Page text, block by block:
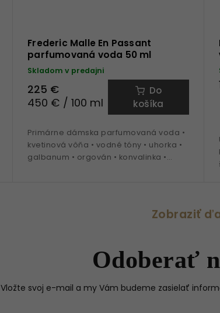
Frederic Malle En Passant
parfumovaná voda 50 ml
Skladom v predajni
225 €
450 € / 100 ml
Do
košíka
Primárne dámska parfumovaná voda •
kvetinová vôňa • vodné tóny • uhorka •
galbanum • orgován • konvalinka •
Zobraziť
Odoberať
Vložte svoj e-mail a my Vám budeme zasielať